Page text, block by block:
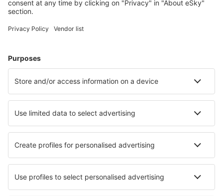
Cele mai căutate hoteluri de către utilizatorii eSky
Hoteluri în Polonia - Orașe populare
Hoteluri în Wroclaw
Hoteluri în Varşovia Hoteluri în Ochotnica Dolna
Hoteluri în Okuninka Hoteluri în Podgorzyn
Hoteluri în Wetlina Hoteluri în Nowy Sacz
Cele mai bune hoteluri - orașe
Hoteluri în Équilly Hoteluri în Dharuhera
Hoteluri în Frackville Hoteluri în Suzdal